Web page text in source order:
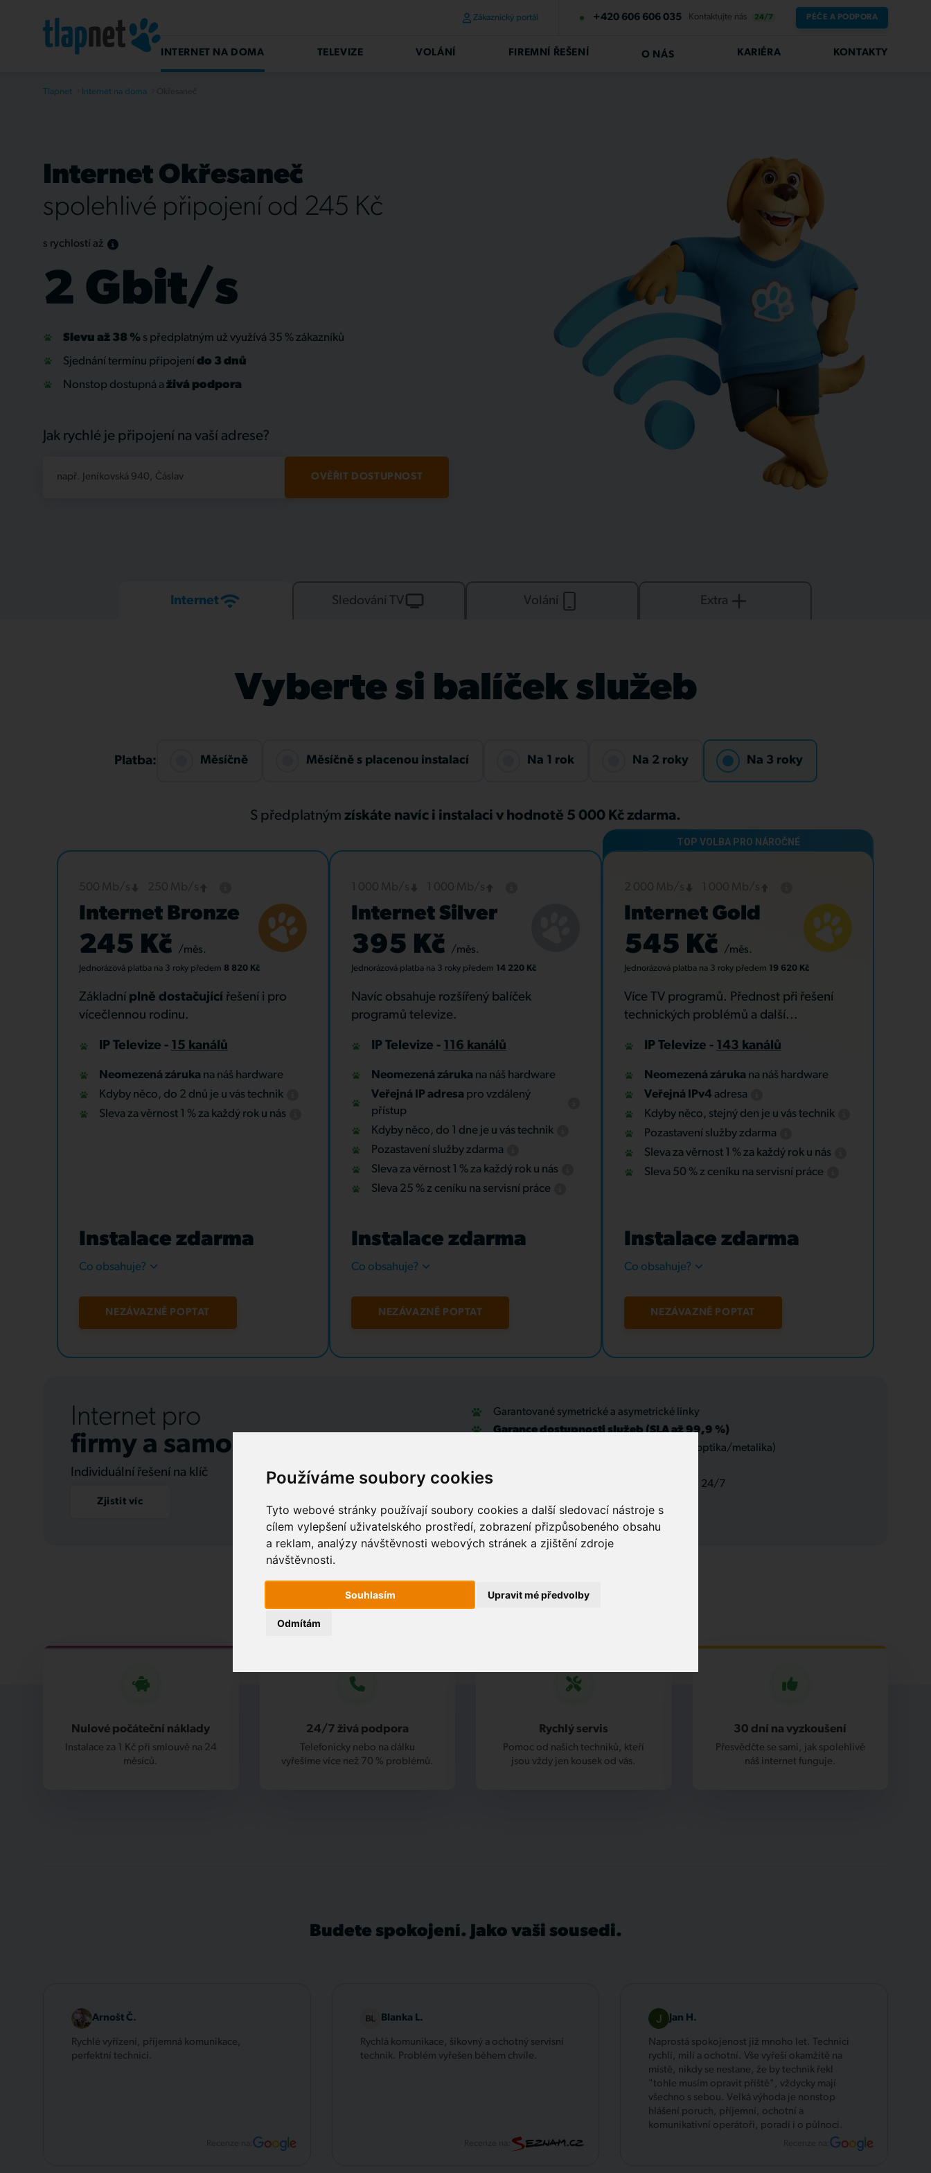
Používáme soubory cookies
Tyto webové stránky používají soubory cookies a další sledovací nástroje s
cílem vylepšení uživatelského prostředí, zobrazení přizpůsobeného obsahu
a reklam, analýzy návštěvnosti webových stránek a zjištění zdroje
návštěvnosti.
Souhlasím
Odmítám
Upravit mé předvolby
Zákaznický portál +420 606 606 035 Kontaktujte nás 24/7 PÉČE A PODPORA
INTERNET NA DOMA TELEVIZE VOLÁNÍ FIREMNÍ ŘEŠENÍ O NÁS KARIÉRA KONTAKTY
Tlapnet Internet na doma
Internet Okřesaneč
spolehlivé připojení od 245 Kč
s rychlostí až
2 Gbit/s
Slevu až 38 % s předplatným už využívá 35 % zákazníků
Sjednání termínu připojení do 3 dnů
Nonstop dostupná a živá podpora
Jak rychlé je připojení na vaší adrese?
např. Jeníkovská 940, Čáslav OVĚŘIT DOSTUPNOST
Internet Sledování TV Volání Extra
Vyberte si balíček služeb
Platba: Měsíčně Měsíčně s placenou instalací Na 1 rok Na 2 roky Na 3 roky
S předplatným získáte navíc i instalaci v hodnotě 5 000 Kč zdarma.
Internet Bronze
245 Kč /měs.
Jednorázová platba na 3 rokypředem 8 820 Kč
Základní plně dostačující řešení i pro
vícečlennou rodinu.
IP Televize - 15 kanálů
Neomezená záruka na náš hardware
Kdyby něco, do 2 dnů je u vás technik
Sleva za věrnost 1 % za každý rok u nás
Instalace zdarma
Co obsahuje?
NEZÁVAZNĚ POPTAT
Internet Silver
395 Kč /měs.
Jednorázová platba na 3 roky předem 14 220 Kč
Navíc obsahuje rozšířený balíček
programů televize.
IP Televize - 116 kanálů
Neomezená záruka na náš hardware
Veřejná IP adresa pro vzdálený
přístup
Kdyby něco, do 1 dne je u vás technik
Pozastavení služby zdarma
Sleva za věrnost 1 % za každý rok u nás
Sleva 25 % z ceníku na servisní práce
Instalace zdarma
Co obsahuje?
NEZÁVAZNĚ POPTAT
Internet Gold
545 Kč /měs.
Jednorázová platba na 3 rokypředem 19 620 Kč
Více TV programů. Přednost při řešení
technických problémů a další...
IP Televize - 143 kanálů
Neomezená záruka na náš hardware
Veřejná IPv4 adresa
Kdyby něco, stejný den je u vás technik
Pozastavení služby zdarma
Sleva za věrnost 1 % za každý rok u nás
Sleva 50 % z ceníku na servisní práce
Instalace zdarma
Co obsahuje?
NEZÁVAZNĚ POPTAT
Internet pro
firmy a samosprávu
Individuální řešení na klíč
Zjistit víc
Garantované symetrické a asymetrické linky
Garance dostupnosti služeb (SLA až 99,9 %)
Optické přípojky a interní datové rozvody (optika/metalika)
IT outsourcing, správa sítí a servis, podpora 24/7
Nulové počáteční náklady
Instalace za 1 Kč při smlouvě na 24
měsíců.
24/7 živá podpora
Telefonicky nebo na dálku
vyřešíme více než 70 % problémů.
Rychlý servis
Pomoc od našich techniků, kteří
jsou vždy jen kousek od vás.
30 dní na vyzkoušení
Přesvědčte se sami, jak spolehlivě
náš internet funguje.
Budete spokojení. Jako vaši sousedi.
Arnošt Č.
Rychlé vyřízení, příjemná komunikace,
perfektní technici.
Blanka L.
Rychlá komunikace, šikovný a ochotný servisní
technik. Problém vyřešen během chvíle.
Jan H.
Naprostá spokojenost již mnoho let. Technici
rychlí, milí a ochotní. Vše vyřeší okamžitě na
místě, nikdy se nestane, že by technik řekl
"tohle musím opravit příště", vždycky mají
všechno s sebou. Velká výhoda je nonstop
hlášení poruch, příjemní, ochotní a
komunikativní operátoři, poradí i o půlnoci.
Recenze na: